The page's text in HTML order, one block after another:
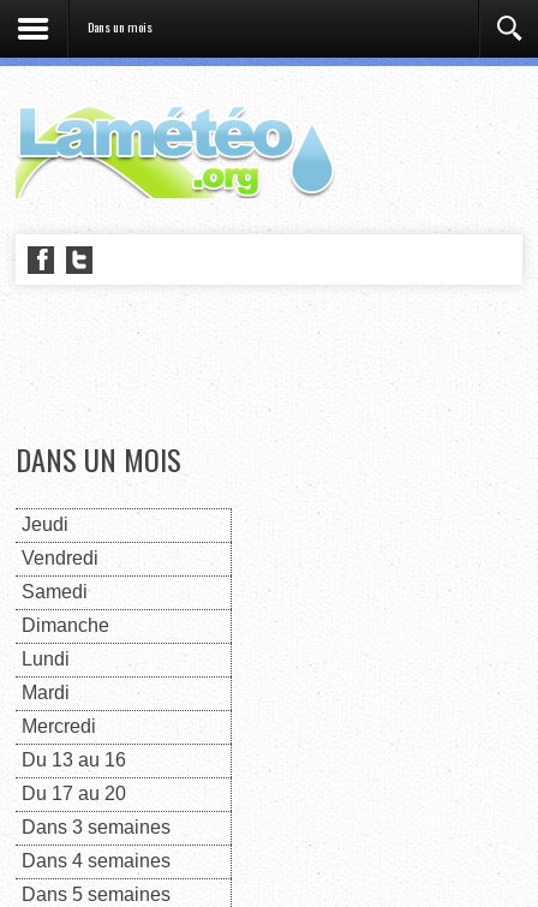
Dans un mois
DANS UN MOIS
Jeudi
Vendredi
Samedi
Dimanche
Lundi
Mardi
Mercredi
Du 13 au 16
Du 17 au 20
Dans 3 semaines
Dans 4 semaines
Dans 5 semaines